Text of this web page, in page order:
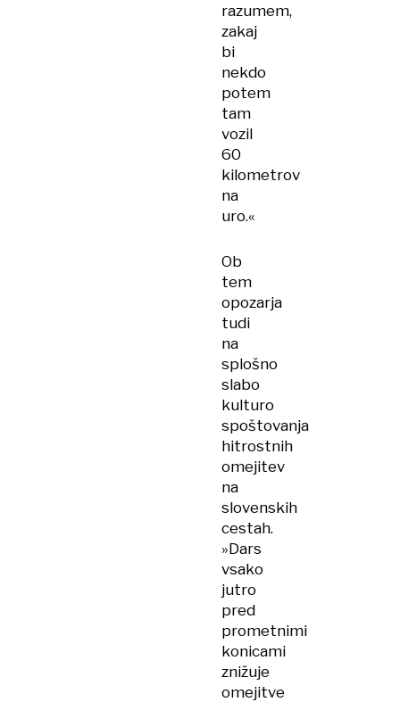
razumem,
zakaj
bi
nekdo
potem
tam
vozil
60
kilometrov
na
uro.«
Ob
tem
opozarja
tudi
na
splošno
slabo
kulturo
spoštovanja
hitrostnih
omejitev
na
slovenskih
cestah.
»Dars
vsako
jutro
pred
prometnimi
konicami
znižuje
omejitve